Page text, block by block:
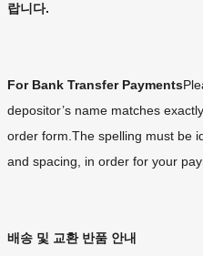
랍니다.
For Bank Transfer Payments
depositor’s name matches
order form.The spelling must be
and spacing, in order for your
배송 및 교환 반품 안내